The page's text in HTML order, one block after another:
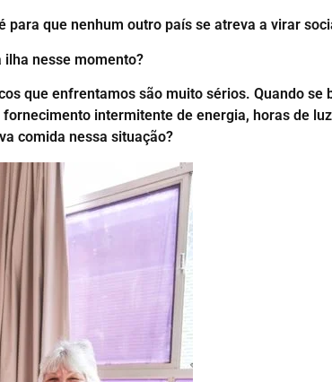
para que nenhum outro país se atreva a virar
ilha nesse momento?
que enfrentamos são muito sérios. Quando
intermitente de energia, horas de
comida nessa situação?